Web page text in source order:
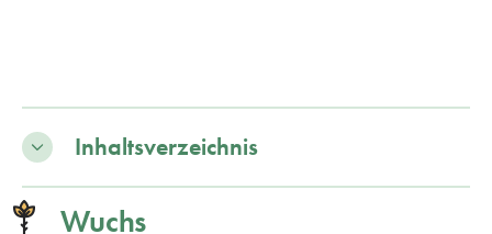
Inhaltsverzeichnis
Wuchs